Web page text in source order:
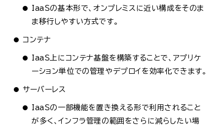
IaaSの基本形で、オンプレミスに近い構成をそのま
ま移行しやすい方式です。
コンテナ
IaaS上にコンテナ基盤を構築することで、アプリケ
ーション単位での管理やデプロイを効率化できます。
サーバーレス
IaaSの一部機能を置き換える形で利用されること
が多く、インフラ管理の範囲をさらに減らしたい場